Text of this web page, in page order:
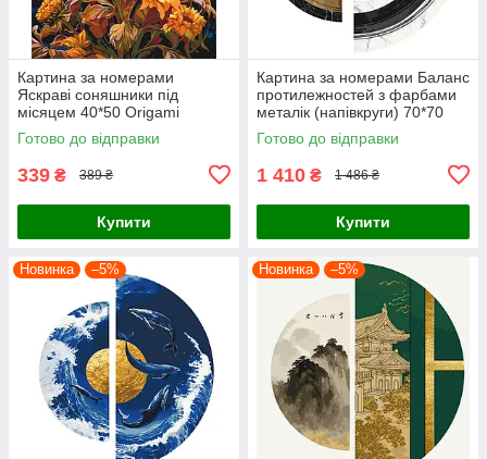
Картина за номерами
Яскраві соняшники під
місяцем 40*50 Origami
(LW04070)
Готово до відправки
339 ₴ 389 ₴
Купити
Картина за номерами Баланс
протилежностей з фарбами
металік (напівкруги) 70*70
Origami (OSR1001)
Готово до відправки
1 410 ₴ 1 486 ₴
Купити
Новинка –5% Новинка –5%